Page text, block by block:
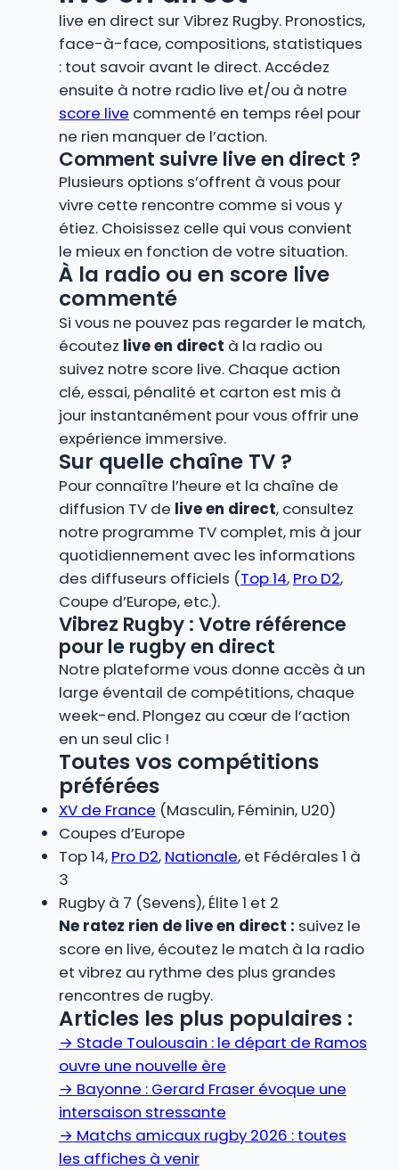
live en direct sur Vibrez Rugby. Pronostics,
face-à-face, compositions, statistiques
: tout savoir avant le direct. Accédez
ensuite à notre radio live et/ou à notre
score live commenté en temps réel pour
ne rien manquer de l’action.
Comment suivre live en direct ?
Plusieurs options s’offrent à vous pour
vivre cette rencontre comme si vous y
étiez. Choisissez celle qui vous convient
le mieux en fonction de votre situation.
À la radio ou en score live
commenté
Si vous ne pouvez pas regarder le match,
écoutez live en direct à la radio ou
suivez notre score live. Chaque action
clé, essai, pénalité et carton est mis à
jour instantanément pour vous offrir une
expérience immersive.
Sur quelle chaîne TV ?
Pour connaître l’heure et la chaîne de
diffusion TV de live en direct, consultez
notre programme TV complet, mis à jour
quotidiennement avec les informations
des diffuseurs officiels (Top 14, Pro D2,
Coupe d’Europe, etc.).
Vibrez Rugby : Votre référence
pour le rugby en direct
Notre plateforme vous donne accès à un
large éventail de compétitions, chaque
week-end. Plongez au cœur de l’action
en un seul clic !
Toutes vos compétitions
préférées
XV de France (Masculin, Féminin, U20)
Coupes d’Europe
Top 14, Pro D2, Nationale, et Fédérales 1 à
3
Rugby à 7 (Sevens), Élite 1 et 2
Ne ratez rien de live en direct : suivez le
score en live, écoutez le match à la radio
et vibrez au rythme des plus grandes
rencontres de rugby.
Articles les plus populaires :
→ Stade Toulousain : le départ de Ramos
ouvre une nouvelle ère
→ Bayonne : Gerard Fraser évoque une
intersaison stressante
→ Matchs amicaux rugby 2026 : toutes
les affiches à venir